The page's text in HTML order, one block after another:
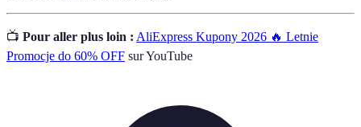
📺 Pour aller plus loin : AliExpress Kupony 2026 🔥 Letnie
Promocje do 60% OFF sur YouTube